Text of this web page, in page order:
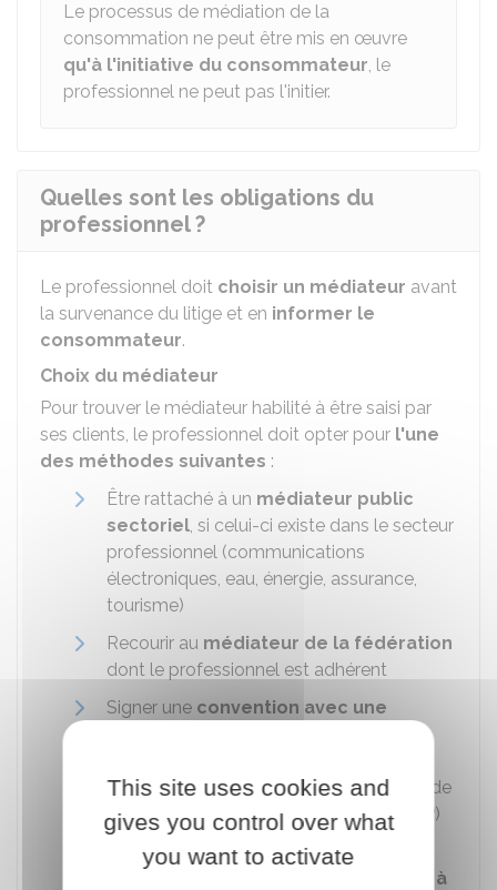
Le processus de médiation de la
consommation ne peut être mis en œuvre
qu'à l'initiative du consommateur, le
professionnel ne peut pas l'initier.
Quelles sont les obligations du
professionnel ?
Le professionnel doit choisir un médiateur avant
la survenance du litige et en informer le
consommateur.
Choix du médiateur
Pour trouver le médiateur habilité à être saisi par
ses clients, le professionnel doit opter pour l'une
des méthodes suivantes :
Être rattaché à un médiateur public
sectoriel, si celui-ci existe dans le secteur
professionnel (communications
électroniques, eau, énergie, assurance,
tourisme)
Recourir au médiateur de la fédération
dont le professionnel est adhérent
Signer une convention avec une
médiation et d'arbitrage de la Chambre de
commerce et d'industrie de Paris (CMAP)
ou le CNPM médiation consommation.
médiateur interne à
This site uses cookies and
gives you control over what
you want to activate